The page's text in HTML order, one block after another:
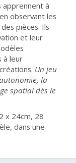
apprennent à
observant les
pièces. Ils
et leur
à leur
Un jeu
la
spatial dès le
x 24cm, 28
dans une